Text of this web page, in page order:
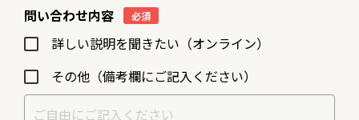
問い合わせ内容 必須
詳しい説明を聞きたい（オンライン）
その他（備考欄にご記⼊ください）